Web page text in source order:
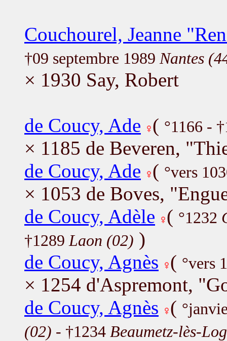
Couchourel, Jeanne
†09 septembre 1989 Nantes
× 1930 Say, Robert
de Coucy, Ade ( °1166 -
× 1185 de Beveren,
de Coucy, Ade ( °vers
× 1053 de Boves,
de Coucy, Adèle ( °1232
†1289 Laon (02) )
de Coucy, Agnès ( °vers
× 1254 d'Aspremont,
de Coucy, Agnès (
(02) - †1234 Beaumetz-lès-